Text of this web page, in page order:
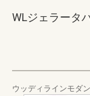
WLジェラータ
ウッディラインモダン